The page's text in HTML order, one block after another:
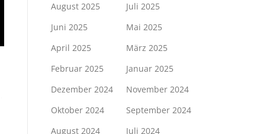
August 2025
Juli 2025
Juni 2025
Mai 2025
April 2025
März 2025
Februar 2025
Januar 2025
Dezember 2024
November 2024
Oktober 2024
September 2024
August 2024
Juli 2024